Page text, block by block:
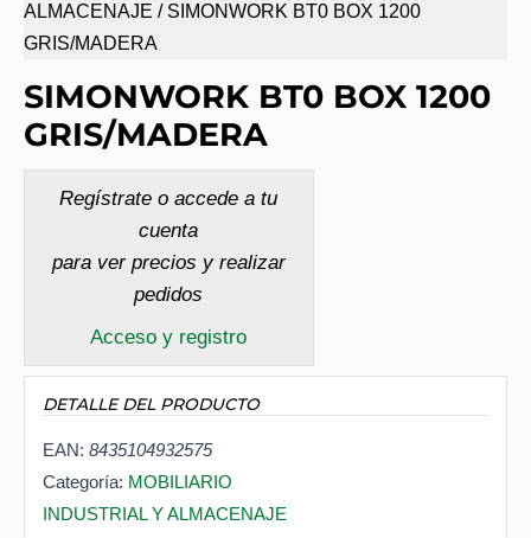
ALMACENAJE / SIMONWORK BT0 BOX 1200
GRIS/MADERA
SIMONWORK BT0 BOX 1200
GRIS/MADERA
Regístrate o accede a tu
cuenta
para ver precios y realizar
pedidos
Acceso y registro
DETALLE DEL PRODUCTO
EAN: 8435104932575
Categoría: MOBILIARIO
INDUSTRIAL Y ALMACENAJE